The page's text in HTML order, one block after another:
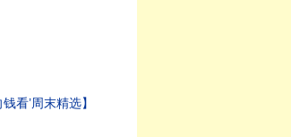
看’周末精选】